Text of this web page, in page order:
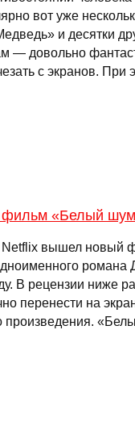
вот уже
и десятки
— довольно
с экранов. При
фильм «Белый
Netflix вышел новый
В рецензии ниже
перенести на
произведения.